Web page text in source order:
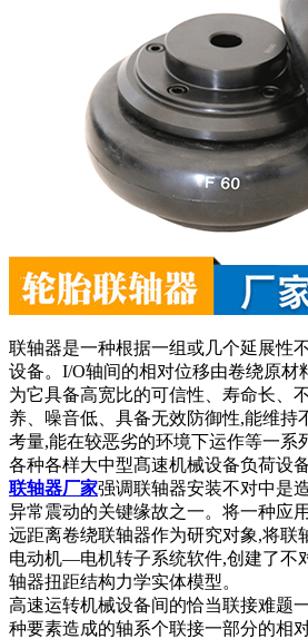
联轴器是一种根据一组或几个延展性
设备。I/O轴间的相对位移由卷绕原材
为它具备高宽比的可信性、寿命长、
养、噪音低、具备无效防御性,能维持
考量,能在较恶劣的环境下运作等一系
各种各样大中型髙速机械设备负荷设
联轴器厂家强调联轴器安装不对中是
异常震动的关键缘故之一。将一种应
远距离卷绕联轴器作为研究对象,将联
电动机—电机转子系统软件,创建了不
轴器扭距结构力学实体模型。
高速运转机械设备间的恰当联接难题
种要素造成的轴系个联接一部分的相